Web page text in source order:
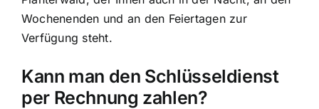
Wochenenden und an den Feiertagen zur
Verfügung steht.
Kann man den Schlüsseldienst
per Rechnung zahlen?